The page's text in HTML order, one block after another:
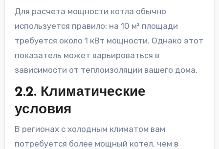
Для расчета мощности котла обычно
используется правило: на 10 м² площади
требуется около 1 кВт мощности. Однако этот
показатель может варьироваться в
зависимости от теплоизоляции вашего дома.
2.2. Климатические
условия
В регионах с холодным климатом вам
потребуется более мощный котел, чем в